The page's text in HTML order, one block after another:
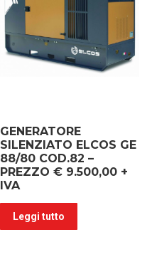
GENERATORE
SILENZIATO ELCOS GE
88/80 COD.82 –
PREZZO € 9.500,00 +
IVA
Leggi tutto